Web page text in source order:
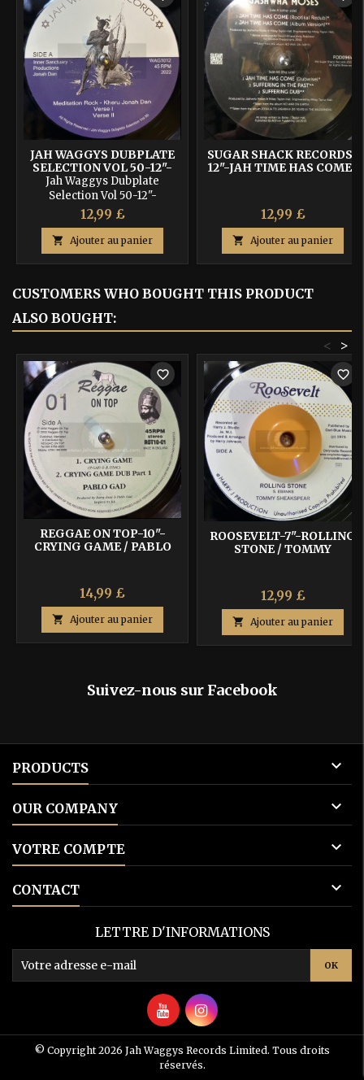
JAH WAGGYS DUBPLATE
SELECTION ​VOL 50-​12"​-​
MEDITATION ROCK /
JONAH DAN + UGLY HORN
/ KHERU JONAH DAN &
BORIS
Jah Waggys Dubplate
Selection ​Vol 50-​12"​-​
Meditation Rock / Jonah Dan
+ Ugly Horn / Kheru Jonah
Dan & Boris
12,99 £
 Ajouter au panier
SUGAR SHACK RECORDS-
12"-JAH TIME HAS COME /
12,99 £
 Ajouter au panier
CUSTOMERS WHO BOUGHT THIS PRODUCT
ALSO BOUGHT:
>
<
REGGAE ON TOP-10"-
CRYING GAME / PABLO
14,99 £
 Ajouter au panier
favorite_border
ROOSEVELT-7"-ROLLING
STONE / TOMMY
12,99 £
 Ajouter au panier
favorite_border
Suivez-nous sur Facebook
PRODUCTS 
OUR COMPANY 
VOTRE COMPTE 
CONTACT 
LETTRE D'INFORMATIONS
YouTubeInstagram
© Copyright 2026 Jah Waggys Records Limited. Tous droits
réservés.